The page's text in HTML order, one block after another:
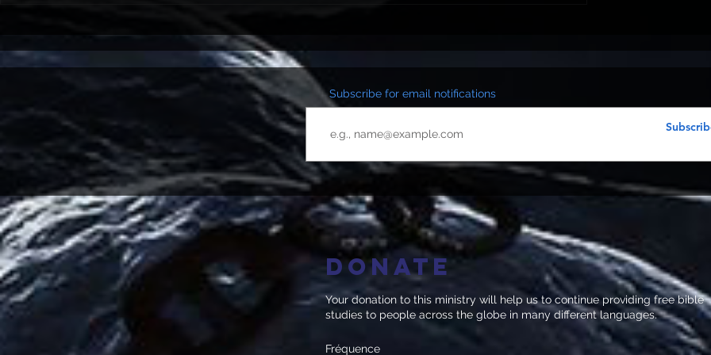
Subscribe for email notifications
Donate
Your donation to this ministry will help us to continue providing free bible
studies to people across the globe in many different languages.
Fréquence